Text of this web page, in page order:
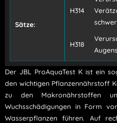
Sätze:
H314
H318
Der JBL ProAquaTest K ist ein
den wichtigen Pflanzennährstoff
zu den Makronährstoffen
Wuchsschädigungen in Form
Wasserpflanzen führen. Auf